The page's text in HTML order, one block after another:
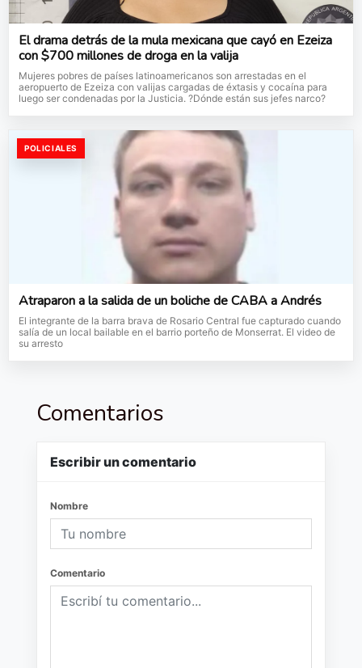
El drama detrás de la mula mexicana que cayó en Ezeiza
con $700 millones de droga en la valija
Mujeres pobres de países latinoamericanos son arrestadas en el
aeropuerto de Ezeiza con valijas cargadas de éxtasis y cocaína para
luego ser condenadas por la Justicia. ?Dónde están sus jefes narco?
POLICIALES
Atraparon a la salida de un boliche de CABA a Andrés
El integrante de la barra brava de Rosario Central fue capturado cuando
salía de un local bailable en el barrio porteño de Monserrat. El video de
su arresto
Comentarios
Escribir un comentario
Nombre
Comentario